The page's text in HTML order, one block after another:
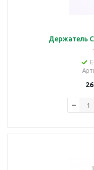
Держатель